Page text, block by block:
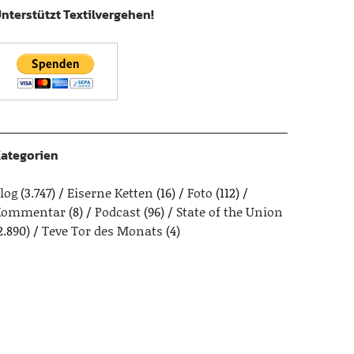
Textilvergehen!
(3.747) Eiserne Ketten (16) Foto (112)
(8) Podcast(96)
State of the Union
Teve Tor des Monats (4)